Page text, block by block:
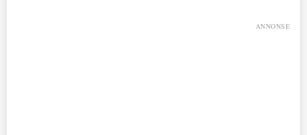
ANNONSE